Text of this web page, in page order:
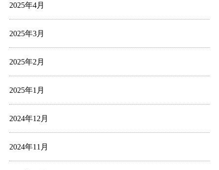
2025年4月
2025年3月
2025年2月
2025年1月
2024年12月
2024年11月